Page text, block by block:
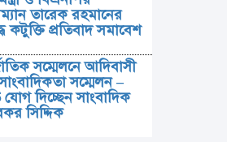
তারেক রহমানের
কটুক্তি প্রতিবাদ সমাবেশ
সম্মেলনে আদিবাসী
সম্মেলন –
দিচ্ছেন সাংবাদিক
সিদ্দিক